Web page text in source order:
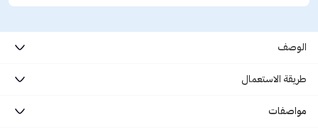
الوصف
طريقة الاستعمال
مواصفات